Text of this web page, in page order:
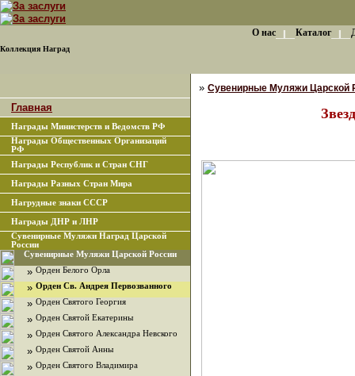
Коллекция Наград
О нас Каталог
Главная
Награды Министерств и Ведомств РФ
Награды Общественных Организаций
РФ
Награды Республик и Стран СНГ
Награды Разных Стран Мира
Нагрудные знаки СССР
Награды ДНР и ЛНР
Сувенирные Муляжи Наград Царской
России
Сувенирные Муляжи Царской России
» Орден Белого Орла
» Орден Св. Андрея Первозванного
» Орден Святого Георгия
» Орден Святой Екатерины
» Орден Святого Александра Невского
» Орден Святой Анны
» Орден Святого Владимира
» Сувенирные Муляжи Царской